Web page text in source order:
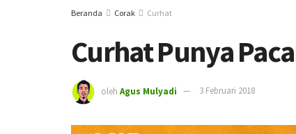
Beranda Corak Curhat
Curhat Punya
oleh Agus Mulyadi 3 Februari 2018